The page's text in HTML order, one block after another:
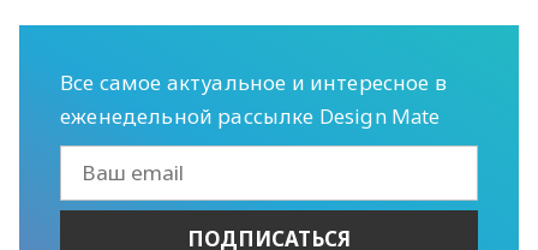
Все самое актуальное и интересное в
еженедельной рассылке Design Mate